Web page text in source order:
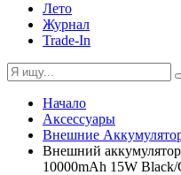
Лето
Журнал
Trade-In
Начало
Аксессуары
Внешние
Внешний
10000mAh 15W Black/